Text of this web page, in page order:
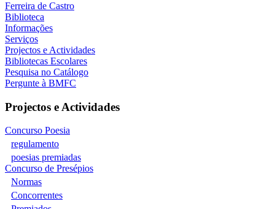
Ferreira de Castro
Biblioteca
Informações
Serviços
Projectos e Actividades
Bibliotecas Escolares
Pesquisa no Catálogo
Pergunte à BMFC
Projectos e Actividades
Concurso Poesia
regulamento
poesias premiadas
Concurso de Presépios
Normas
Concorrentes